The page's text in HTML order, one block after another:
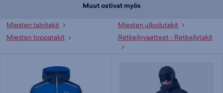
Muut ostivat myös
Miesten talvitakit
Miesten ulkoilutakit
Miesten toppatakit
Retkeilyvaatteet - Retkeilytakit